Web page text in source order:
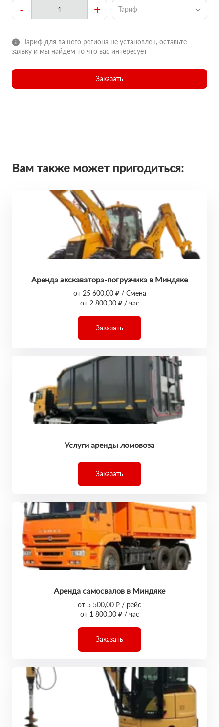
- + Тариф
Тариф для вашего региона не установлен, оставьте
заявку и мы найдем то что вас интересует
Заказать
Вам также может пригодиться:
Аренда экскаватора-погрузчика в Миндяке
от 25 600,00 ₽ / Смена
от 2 800,00 ₽ / час
Заказать
Услуги аренды ломовоза
Заказать
Аренда самосвалов в Миндяке
от 5 500,00 ₽ / рейс
от 1 800,00 ₽ / час
Заказать